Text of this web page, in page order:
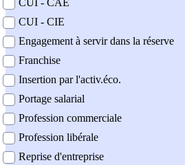
CUI - CAE
CUI - CIE
Engagement à servir dans la réserve
Franchise
Insertion par l'activ.éco.
Portage salarial
Profession commerciale
Profession libérale
Reprise d'entreprise